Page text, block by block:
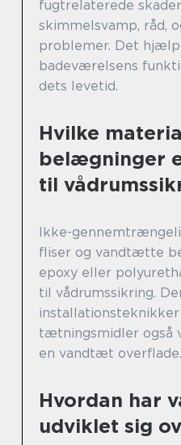
fugtrelaterede
skimmelsvamp, råd,
problemer. Det
badeværelsens
dets levetid.
Hvilke
belægninger
til
Ikke-
fliser og vandtætte
epoxy eller
til vådrumssikring.
tætningsmidler også
en vandtæt overflade.
Hvordan har
udviklet sig